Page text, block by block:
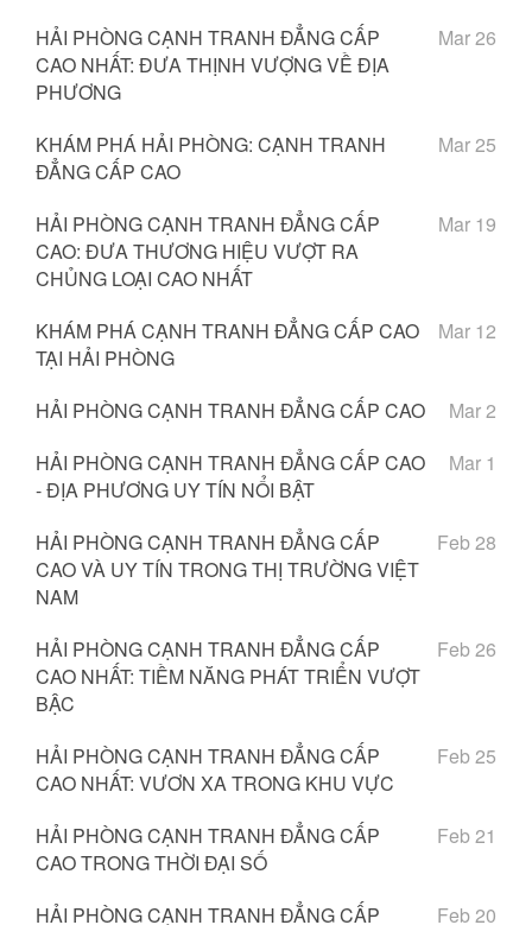
HẢI PHÒNG CẠNH TRANH ĐẲNG CẤP
CAO NHẤT: ĐƯA THỊNH VƯỢNG VỀ ĐỊA
PHƯƠNG
Mar 26
KHÁM PHÁ HẢI PHÒNG: CẠNH TRANH
ĐẲNG CẤP CAO
Mar 25
HẢI PHÒNG CẠNH TRANH ĐẲNG CẤP
CAO: ĐƯA THƯƠNG HIỆU VƯỢT RA
CHỦNG LOẠI CAO NHẤT
Mar 19
KHÁM PHÁ CẠNH TRANH ĐẲNG CẤP CAO
TẠI HẢI PHÒNG
Mar 12
HẢI PHÒNG CẠNH TRANH ĐẲNG CẤP CAO
Mar 2
HẢI PHÒNG CẠNH TRANH ĐẲNG CẤP CAO
- ĐỊA PHƯƠNG UY TÍN NỔI BẬT
Mar 1
HẢI PHÒNG CẠNH TRANH ĐẲNG CẤP
CAO VÀ UY TÍN TRONG THỊ TRƯỜNG VIỆT
NAM
Feb 28
HẢI PHÒNG CẠNH TRANH ĐẲNG CẤP
CAO NHẤT: TIỀM NĂNG PHÁT TRIỂN VƯỢT
BẬC
Feb 26
HẢI PHÒNG CẠNH TRANH ĐẲNG CẤP
CAO NHẤT: VƯƠN XA TRONG KHU VỰC
Feb 25
HẢI PHÒNG CẠNH TRANH ĐẲNG CẤP
CAO TRONG THỜI ĐẠI SỐ
Feb 21
HẢI PHÒNG CẠNH TRANH ĐẲNG CẤP Feb 20